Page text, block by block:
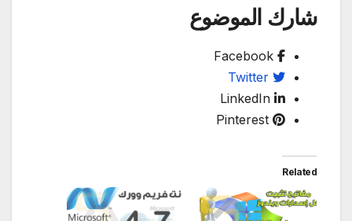
شارك الموضوع
Related